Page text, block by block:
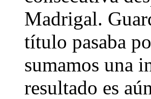
Madrigal.
título pasaba
sumamos una
resultado es